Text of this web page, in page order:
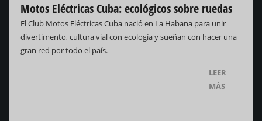
Motos Eléctricas Cuba: ecológicos sobre ruedas
El Club Motos Eléctricas Cuba nació en La Habana para unir
divertimento, cultura vial con ecología y sueñan con hacer una
gran red por todo el país.
LEER
MÁS